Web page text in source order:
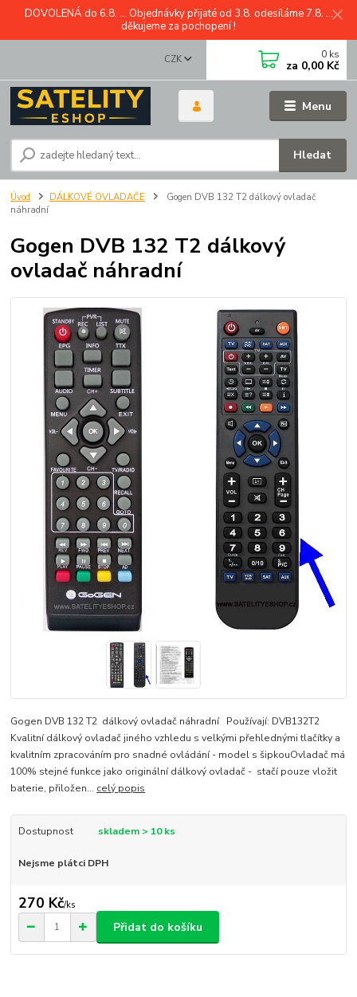
DOVOLENÁ do 6.8. ... Objednávky přijaté od 3.8. odesíláme 7.8. ...
děkujeme za pochopení !
Menu
CZK
Hledat
0 ks
za 0,00 Kč
Úvod DÁLKOVÉ OVLADAČE
Gogen DVB 132 T2 dálkový ovladač
náhradní
Gogen DVB 132 T2 dálkový
ovladač náhradní
Gogen DVB 132 T2 dálkový ovladač náhradní Používají: DVB132T2
Kvalitní dálkový ovladač jiného vzhledu s velkými přehlednými tlačítky a
kvalitním zpracováním pro snadné ovládání - model s šipkouOvladač má
100% stejné funkce jako originální dálkový ovladač - stačí pouze vložit
baterie, přiložen... celý popis
Dostupnost skladem > 10 ks
Nejsme plátci DPH
270 Kč/ks
Přidat do košíku